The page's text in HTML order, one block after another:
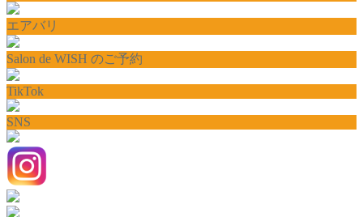
エアバリ
Salon de WISH のご予約
TikTok
SNS